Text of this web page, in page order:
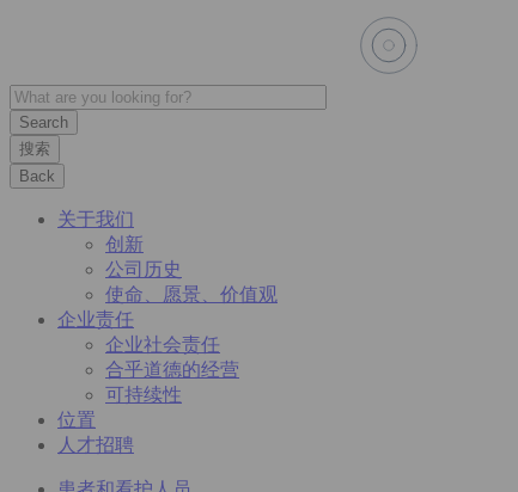
搜索
Back
关于我们
创新
公司历史
使命、愿景、价值观
企业责任
企业社会责任
合乎道德的经营
可持续性
位置
人才招聘